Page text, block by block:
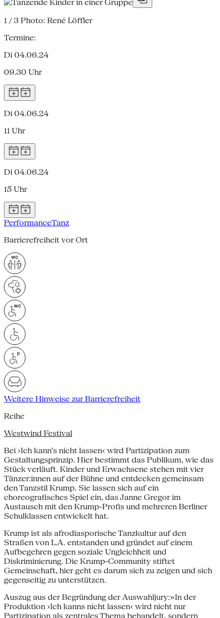
1 / 3 Photo: René Löffler
Termine:
Di 04.06.24
09.30 Uhr
Di 04.06.24
11 Uhr
Di 04.06.24
15 Uhr
PerformanceTanz
Barrierefreiheit vor Ort
Weitere Hinweise zur Barrierefreiheit
Reihe
Westwind Festival
Bei ›Ich kann’s nicht lassen‹ wird Partizipation zum
Gestaltungsprinzip. Hier bestimmt das Publikum, wie das
Stück verläuft. Kinder und Erwachsene stehen mit vier
Tänzer:innen auf der Bühne und entdecken gemeinsam
den Tanzstil Krump. Sie lassen sich auf ein
choreografisches Spiel ein, das Janne Gregor im
Austausch mit den Krump-Profis und mehreren Berliner
Schulklassen entwickelt hat.
Krump ist als afrodiasporische Tanzkultur auf den
Straßen von L.A. entstanden und gründet auf einem
Aufbegehren gegen soziale Ungleichheit und
Diskriminierung. Die Krump-Community stiftet
Gemeinschaft, hier geht es darum sich zu zeigen und sich
gegenseitig zu unterstützen.
Auszug aus der Begründung der Auswahljury:»In der
Produktion ›Ich kanns nicht lassen‹ wird nicht nur
Partizipation als zentrales Thema behandelt, sondern